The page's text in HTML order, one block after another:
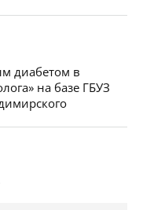
диабетом в
на базе ГБУЗ